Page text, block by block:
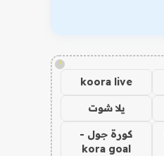
!
koora live
يلا شوت
كورة جول -
kora goal